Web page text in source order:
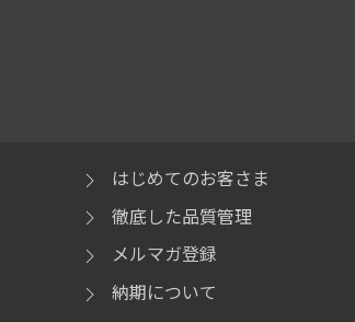
はじめてのお客さま
徹底した品質管理
メルマガ登録
納期について